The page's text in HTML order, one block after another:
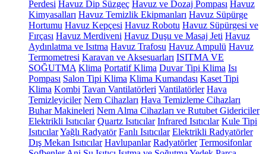
Perdesi Havuz Dip Süzgeç Havuz ve Dozaj Pompası Havuz
Kimyasalları Havuz Temizlik Ekipmanları Havuz Süpürge
Hortumu Havuz Kepçesi Havuz Robotu Havuz Süpürgesi ve
Fırçası Havuz Merdiveni Havuz Duşu ve Masaj Jeti Havuz
Aydınlatma ve Isıtma Havuz Trafosu Havuz Ampulü Havuz
Termometresi Karavan ve Aksesuarları ISITMA VE
SOĞUTMA Klima Portatif Klima Duvar Tipi Klima Isı
Pompası Salon Tipi Klima Klima Kumandası Kaset Tipi
Klima Kombi Tavan Vantilatörleri Vantilatörler Hava
Temizleyiciler Nem Cihazları Hava Temizleme Cihazları
Buhar Makineleri Nem Alma Cihazları ve Rutubet Gidericiler
Elektrikli Isıtıcılar Quartz Isıtıcılar Infrared Isıtıcılar Kule Tipi
IsıtıcılarYağlı Radyatör Fanlı Isıtıcılar Elektrikli Radyatörler
Dış Mekan Isıtıcılar Havlupanlar Radyatörler Termosifonlar